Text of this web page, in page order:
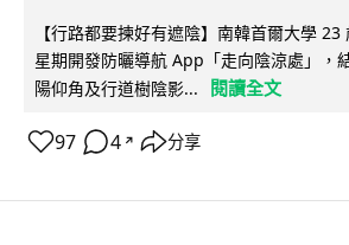
【行路都要揀好有遮陰】南韓首爾大學
星期開發防曬導航 App「走向陰涼處」，
陽仰角及行道樹陰影...
閱讀全文
97 4 ↗ 分享